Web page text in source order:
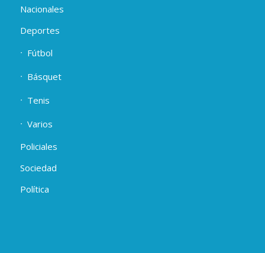
Nacionales
Deportes
Fútbol
Básquet
Tenis
Varios
Policiales
Sociedad
Política